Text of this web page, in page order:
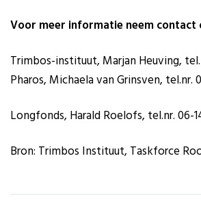
Voor meer informatie neem
Trimbos-instituut, Marjan Heuving,
Pharos, Michaela van Grinsven, tel.nr.
Longfonds, Harald Roelofs, tel.nr. 06-
Bron: Trimbos Instituut, Taskforce